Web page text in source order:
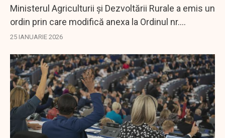
Ministerul Agriculturii și Dezvoltării Rurale a emis un
ordin prin care modifică anexa la Ordinul nr.
1.343/2018, documentul care stabilește valoarea
25 IANUARIE 2026